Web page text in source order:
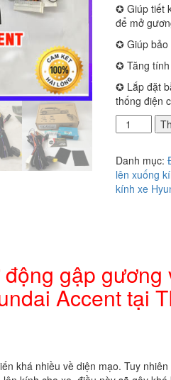
✪ Giúp tiết
để mở
✪ Giúp bảo
✪ Tăng tính
✪ Lắp đặt
thống điện
Địa
chỉ
bộ
tự
động
kính
xe
Hyundai
HCM
số
Danh mục:
lên xuống
kính xe
gập gương
Accent tại
khá nhiều về diện mạo. Tuy